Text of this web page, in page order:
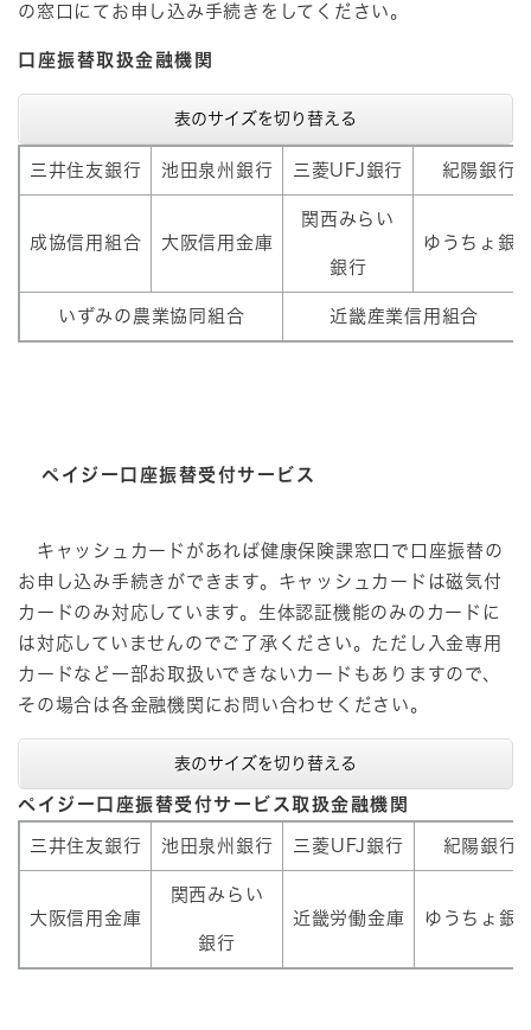
の窓口にてお申し込み手続きをしてください。
口座振替取扱金融機関
表のサイズを切り替える
三井住友銀行 池田泉州銀行 三菱UFJ銀行 紀陽銀行
成協信用組合 大阪信用金庫
関西みらい
銀行
ゆうちょ銀
いずみの農業協同組合 近畿産業信用組合
ペイジー口座振替受付サービス
キャッシュカードがあれば健康保険課窓口で口座振替の
お申し込み手続きができます。キャッシュカードは磁気付
カードのみ対応しています。生体認証機能のみのカードに
は対応していませんのでご了承ください。ただし入金専用
カードなど一部お取扱いできないカードもありますので、
その場合は各金融機関にお問い合わせください。
表のサイズを切り替える
ペイジー口座振替受付サービス取扱金融機関
三井住友銀行 池田泉州銀行 三菱UFJ銀行 紀陽銀行
大阪信用金庫
関西みらい
銀行
近畿労働金庫 ゆうちょ銀